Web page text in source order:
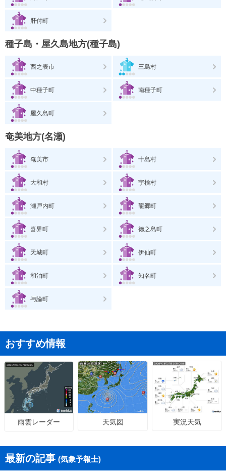
肝付町
種子島・屋久島地方(種子島)
西之表市 三島村
中種子町 南種子町
屋久島町
奄美地方(名瀬)
奄美市 十島村
大和村 宇検村
瀬戸内町 龍郷町
喜界町 徳之島町
天城町 伊仙町
和泊町 知名町
与論町
おすすめ情報
雨雲レーダー 天気図 実況天気
最新の記事 (気象予報士)